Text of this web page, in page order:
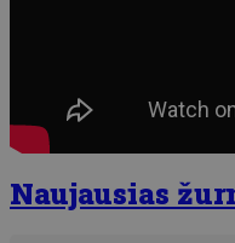
Naujausias